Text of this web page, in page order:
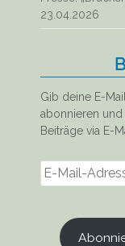
23.04.2026
Gib deine E-
abonnieren
Beiträge via E-
E-
Mail-